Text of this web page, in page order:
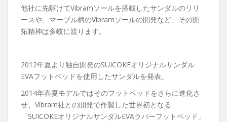
他社に先駆けてVibramソールを搭載したサンダルのリリ
ースや、マーブル柄のVibramソールの開発など、その開
拓精神は多岐に渡ります。
2012年夏より独自開発のSUICOKEオリジナルサンダル
EVAフットベッドを使用したサンダルを発表。
2014年春夏モデルではそのフットベッドをさらに進化さ
せ、Vibram社との開発で作製した世界初となる
「SUICOKEオリジナルサンダルEVAラバーフットベッド」